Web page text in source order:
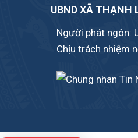
UBND XÃ THẠNH
Người phát ngôn:
Chịu trách nhiệm